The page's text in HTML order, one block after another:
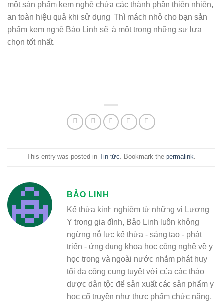
một sản phẩm kem nghệ chứa các thành phần thiên nhiên,
an toàn hiệu quả khi sử dụng. Thì mách nhỏ cho bạn sản
phẩm kem nghệ Bảo Linh sẽ là một trong những sự lựa
chọn tốt nhất.
This entry was posted in Tin tức. Bookmark the permalink.
BẢO LINH
Kế thừa kinh nghiệm từ những vị Lương
Y trong gia đình, Bảo Linh luôn không
ngừng nỗ lực kế thừa - sáng tạo - phát
triển - ứng dụng khoa học công nghệ về y
học trong và ngoài nước nhằm phát huy
tối đa công dụng tuyệt vời của các thảo
dược dân tộc để sản xuất các sản phẩm y
học cổ truyền như thực phẩm chức năng,